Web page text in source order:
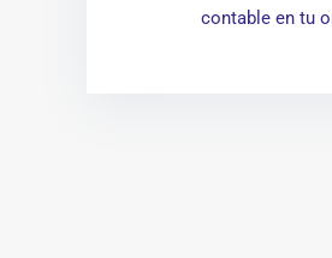
contable en tu